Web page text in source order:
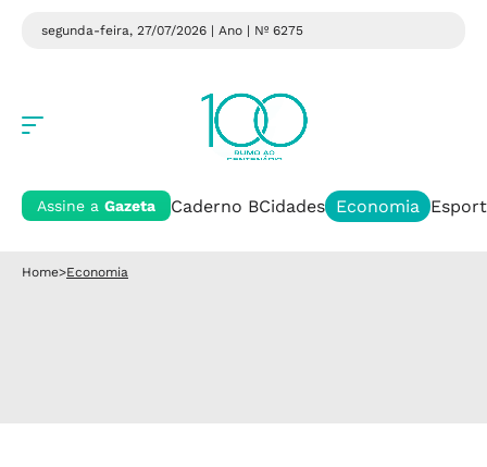
segunda-feira, 27/07/2026 | Ano | Nº 6275
Assine a Gazeta Caderno BCidades Economia
Home>Economia